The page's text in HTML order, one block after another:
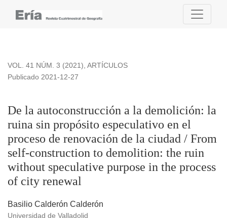
De la autoconstrucción a la demolición: la ruina sin
VOL. 41 NÚM. 3 (2021), ARTÍCULOS
De la autoconstrucción a la demolición: la
ruina sin propósito especulativo en el
proceso de renovación de la ciudad / From
self-construction to demolition: the ruin
without speculative purpose in the process
of city renewal
Publicado 2021-12-27
Basilio Calderón Calderón
Universidad de Valladolid